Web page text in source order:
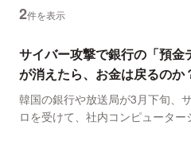
2件を表示
サイバー攻撃で銀行の「預金
が消えたら、お金は戻るのか
韓国の銀行や放送局が3月下旬、
ロを受けて、社内コンピューター